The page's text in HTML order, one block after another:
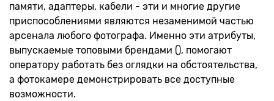
памяти, адаптеры, кабели - эти и многие другие
приспособлениями являются незаменимой частью
арсенала любого фотографа. Именно эти атрибуты,
выпускаемые топовыми брендами (), помогают
оператору работать без оглядки на обстоятельства,
а фотокамере демонстрировать все доступные
возможности.